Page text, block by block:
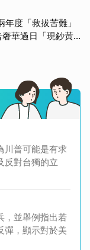
度「救拔苦難」
華過日「現鈔黃
川普可能是有求
反對台獨的立
，並舉例指出若
彈，顯示對於美